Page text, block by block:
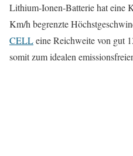
Lithium-Ionen-Batterie hat eine
Km/h begrenzte
CELLeine Reichweite von gut
somit zum idealen